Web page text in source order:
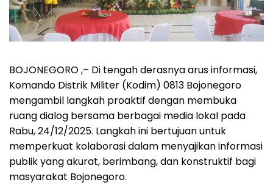
BOJONEGORO ,– Di tengah derasnya arus informasi,
Komando Distrik Militer (Kodim) 0813 Bojonegoro
mengambil langkah proaktif dengan membuka
ruang dialog bersama berbagai media lokal pada
Rabu, 24/12/2025. Langkah ini bertujuan untuk
memperkuat kolaborasi dalam menyajikan informasi
publik yang akurat, berimbang, dan konstruktif bagi
masyarakat Bojonegoro.